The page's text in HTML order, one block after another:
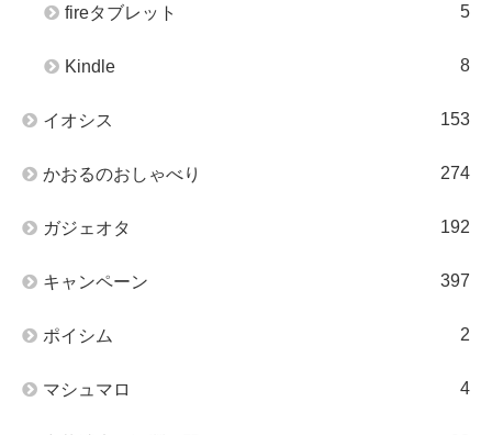
fireタブレット 5
Kindle 8
イオシス 153
かおるのおしゃべり 274
ガジェオタ 192
キャンペーン 397
ポイシム 2
マシュマロ 4